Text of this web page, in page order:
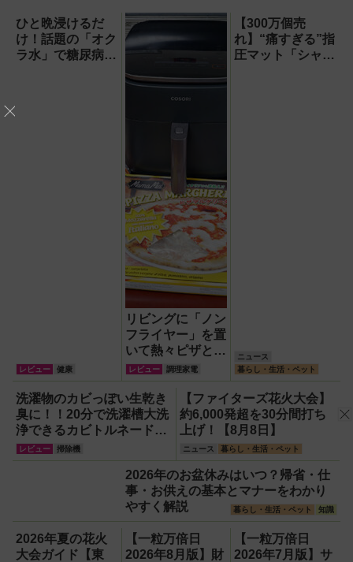
ひと晩浸けるだ
け！話題の「オク
ラ水」で糖尿病・
レビュー 健康
リビングに「ノン
フライヤー」を置
いて熱々ピザとフ
ィッシュ＆チップ
ス三昧！
レビュー 調理家電
【300万個売
れ】“痛すぎる”指
圧マット「シャク
ニュース
暮らし・生活・ペット
洗濯物のカビっぽい生乾き
臭に！！20分で洗濯槽大洗
浄できるカビトルネード
Neo縦型用をガチ検証して
分かった消臭効果
レビュー 掃除機
【ファイターズ花火大会】
約6,000発超を30分間打ち
上げ！【8月8日】
ニュース 暮らし・生活・ペット
2026年のお盆休みはいつ？帰省・仕
事・お供えの基本とマナーをわかり
やすく解説
暮らし・生活・ペット 知識
2026年夏の花火
大会ガイド【東
【一粒万倍日
2026年8月版】財
【一粒万倍日
2026年7月版】サ